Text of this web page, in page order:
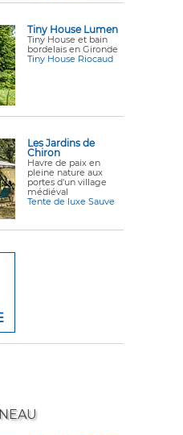
Tiny House Lumen
Tiny House et bain
bordelais en Gironde
Tiny House Riocaud
Les Jardins de
Chiron
Havre de paix en
pleine nature aux
portes d'un village
médiéval
Tente de luxe Sauve